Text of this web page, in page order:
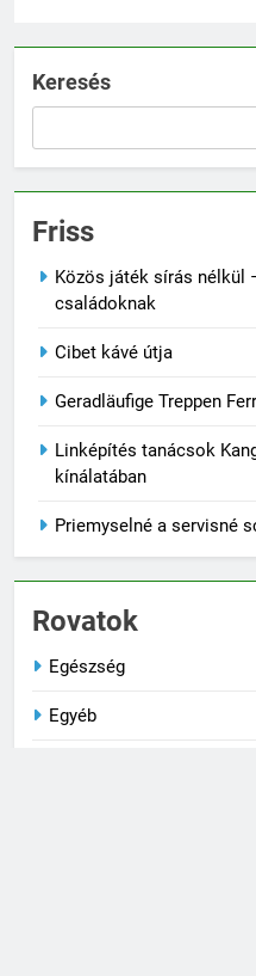
Keresés
Friss
Közös játék sírás nélkül
családoknak
Cibet kávé útja
Geradläufige Treppen
Linképítés tanácsok
kínálatában
Priemyselné a servisné
Rovatok
Egészség
Egyéb